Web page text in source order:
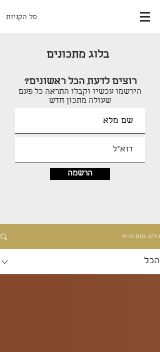
סל הקניות
בלוג מתכונים
רוצים לדעת הכל ראשונים?
הירשמו עכשיו וקבלו התראה כל פעם
שעולה מתכון חדש
הרשמה
בלוג מתכונים
הכל